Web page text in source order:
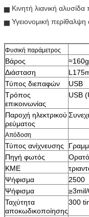
▅ Κινητή λιανική
▅ Υγειονομική
Φυσική παράμετρος
Βάρος
Διάσταση
Τύπος διεπαφών
USB
Τρόπος
επικοινωνίας
USB
Παροχή ηλεκτρικού
ρεύματος
Απόδοση
Τύπος ανίχνευσης
Πηγή φωτός
ΚΜΕ
Ψήφισμα
2500
Ψήφισμα
Ταχύτητα
αποκωδικοποίησης
300